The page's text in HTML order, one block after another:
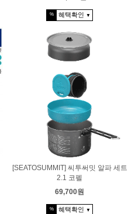
% 혜택확인 ▼
[SEATOSUMMIT] 씨투써밋 알파 세트
2.1 코펠
69,700원
% 혜택확인 ▼